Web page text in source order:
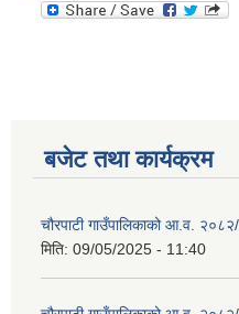
बजेट तथा कार्यक्रम
चौरपाटी गाउँपालिकाको आ.व.
मिति: 09/05/2025 - 11:40